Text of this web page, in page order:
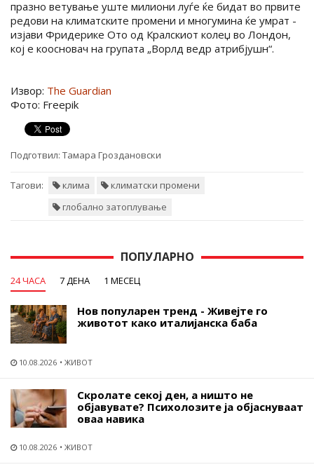
празно ветување уште милиони луѓе ќе бидат во првите
редови на климатските промени и многумина ќе умрат -
изјави Фридерике Ото од Кралскиот колеџ во Лондон,
кој е коосновач на групата „Ворлд ведр атрибјушн“.
Извор: The Guardian
Фото: Freepik
Подготвил: Тамара Гроздановски
Тагови: клима
климатски промени
глобално затоплување
ПОПУЛАРНО
24 ЧАСА 7 ДЕНА 1 МЕСЕЦ
Нов популарен тренд - Живејте го
животот како италијанска баба
10.08.2026 ЖИВОТ
Скролате секој ден, а ништо не
објавувате? Психолозите ја објаснуваат
оваа навика
10.08.2026 ЖИВОТ